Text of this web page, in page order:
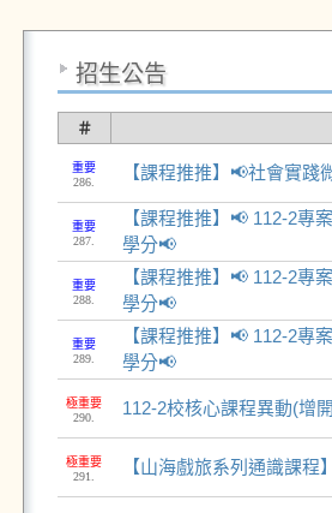
招生公告
＃
重要
286.
【課程推推】📢社會實
重要
287.
【課程推推】📢 112-2專
學分📢
重要
288.
【課程推推】📢 112-2專
學分📢
重要
289.
【課程推推】📢 112-2專
學分📢
極重要
290.
112-2校核心課程異動(增
極重要
291.
【山海戲旅系列通識課